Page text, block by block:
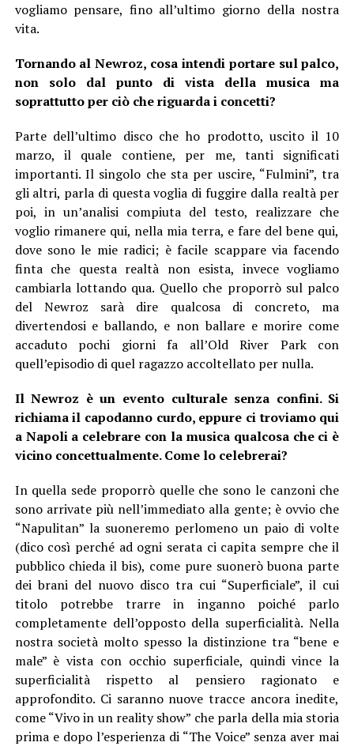
vogliamo pensare, fino all’ultimo giorno della nostra
vita.
Tornando al Newroz, cosa intendi portare sul palco,
non solo dal punto di vista della musica ma
soprattutto per ciò che riguarda i concetti?
Parte dell’ultimo disco che ho prodotto, uscito il 10
marzo, il quale contiene, per me, tanti significati
importanti. Il singolo che sta per uscire, “Fulmini”, tra
gli altri, parla di questa voglia di fuggire dalla realtà per
poi, in un’analisi compiuta del testo, realizzare che
voglio rimanere qui, nella mia terra, e fare del bene qui,
dove sono le mie radici; è facile scappare via facendo
finta che questa realtà non esista, invece vogliamo
cambiarla lottando qua. Quello che proporrò sul palco
del Newroz sarà dire qualcosa di concreto, ma
divertendosi e ballando, e non ballare e morire come
accaduto pochi giorni fa all’Old River Park con
quell’episodio di quel ragazzo accoltellato per nulla.
Il Newroz è un evento culturale senza confini. Si
richiama il capodanno curdo, eppure ci troviamo qui
a Napoli a celebrare con la musica qualcosa che ci è
vicino concettualmente. Come lo celebrerai?
In quella sede proporrò quelle che sono le canzoni che
sono arrivate più nell’immediato alla gente; è ovvio che
“Napulitan” la suoneremo perlomeno un paio di volte
(dico così perché ad ogni serata ci capita sempre che il
pubblico chieda il bis), come pure suonerò buona parte
dei brani del nuovo disco tra cui “Superficiale”, il cui
titolo potrebbe trarre in inganno poiché parlo
completamente dell’opposto della superficialità. Nella
nostra società molto spesso la distinzione tra “bene e
male” è vista con occhio superficiale, quindi vince la
superficialità rispetto al pensiero ragionato e
approfondito. Ci saranno nuove tracce ancora inedite,
come “Vivo in un reality show” che parla della mia storia
prima e dopo l’esperienza di “The Voice” senza aver mai